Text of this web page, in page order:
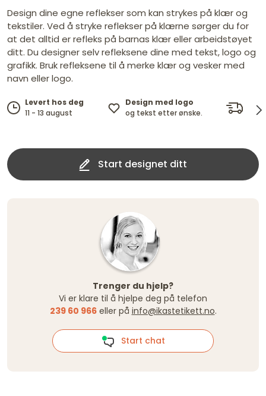
Design dine egne reflekser som kan strykes på klær og
tekstiler. Ved å stryke reflekser på klærne sørger du for
at det alltid er refleks på barnas klær eller arbeidstøyet
ditt. Du designer selv refleksene dine med tekst, logo og
grafikk. Bruk refleksene til å merke klær og vesker med
navn eller logo.
Levert hos deg
11 - 13 august
Design med logo
og tekst etter ønske.
fra
Start designet ditt
Trenger du hjelp?
Vi er klare til å hjelpe deg på telefon
239 60 966 eller på info@ikastetikett.no.
Start chat